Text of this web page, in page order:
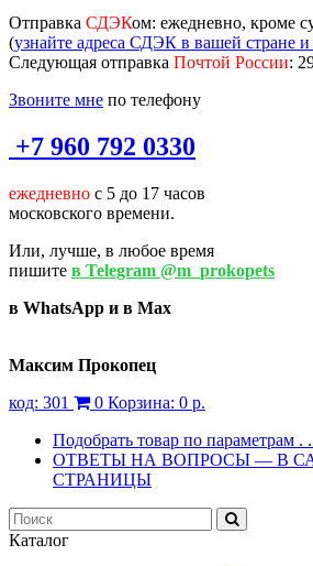
Отправка СДЭКом: ежедневно, кроме
(узнайте адреса СДЭК в вашей стране
Следующая отправка Почтой России:
Звоните мне по телефону
+7 960 792 0330
ежедневно с 5 до 17 часов
московского времени.
Или, лучше, в любое время
пишите в Telegram @m_prokopets
в WhatsApp и в Max
Максим Прокопец
код: 301 0 Корзина: 0 р.
Подобрать товар по параметрам .
ОТВЕТЫ НА ВОПРОСЫ — В
СТРАНИЦЫ
Каталог